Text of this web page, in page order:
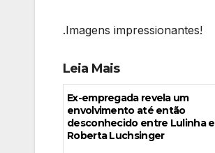
.Imagens impressionantes!
Leia Mais
Ex-empregada revela um
envolvimento até então
desconhecido entre Lulinha e
Roberta Luchsinger